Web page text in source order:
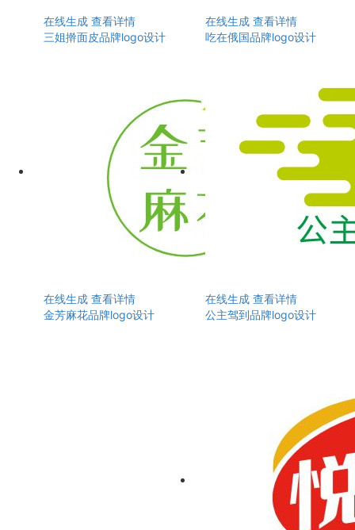
在线生成 查看详情
三姐擀面皮品牌logo设计
在线生成 查看详情
吃在俄国品牌logo设计
在线生成 查看详情
金芳麻花品牌logo设计
在线生成 查看详情
公主驾到品牌logo设计